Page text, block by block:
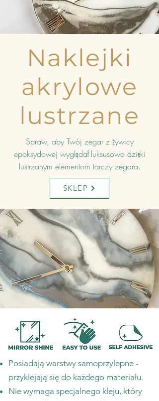
Naklejki
akrylowe
lustrzane
Spraw, aby Twój zegar z żywicy
epoksydowej wyglądał luksusowo dzięki
lustrzanym elementom tarczy zegara.
SKLEP
Posiadają warstwy samoprzylepne -
przyklejają się do każdego materiału.
Nie wymaga specjalnego kleju, który